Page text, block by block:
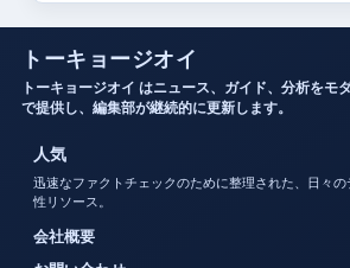
トーキョージオイ
トーキョージオイ はニュース、ガイド、分析をモ
で提供し、編集部が継続的に更新します。
人気
迅速なファクトチェックのために整理された、日々
性リソース。
会社概要